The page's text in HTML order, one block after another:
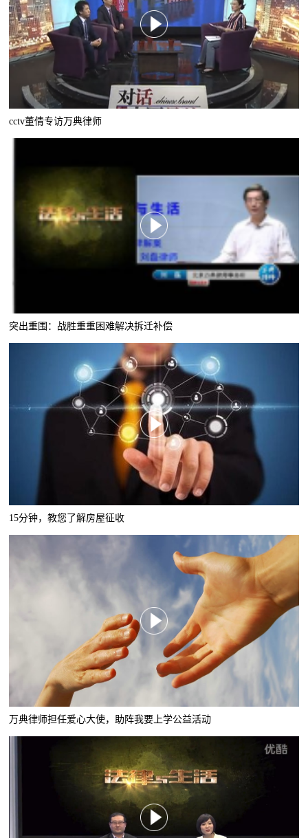
cctv董倩专访万典律师
突出重围：战胜重重困难解决拆迁补偿
15分钟，教您了解房屋征收
万典律师担任爱心大使，助阵我要上学公益活动